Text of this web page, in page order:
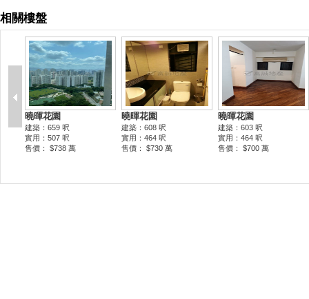
相關樓盤
曉暉花園
建築：659 呎
實用：507 呎
售價： $738 萬
曉暉花園
建築：608 呎
實用：464 呎
售價： $730 萬
曉暉花園
建築：603 呎
實用：464 呎
售價： $700 萬